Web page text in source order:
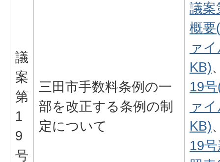
議
案
第
1
9
号
三田市手数料条例の一
部を改正する条例の制
定について
議案
概要
ァ
KB)
19
ァ
KB)
19